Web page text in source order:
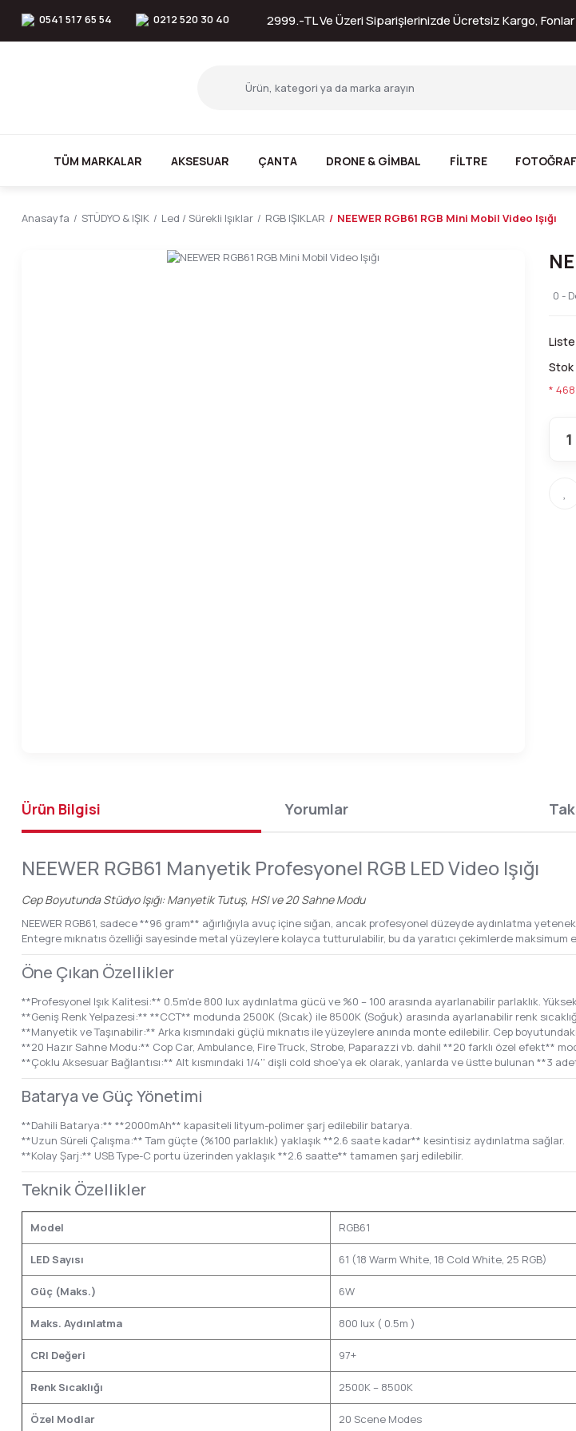
0541 517 65 54 0212 520 30 40 2999.-TL Ve Üzeri Siparişlerinizde Ücretsiz Kargo,
TÜM MARKALAR AKSESUAR ÇANTA DRONE & GİMBAL FİLTRE FOTOĞRAF
Anasayfa STÜDYO & IŞIK Led / Sürekli Işıklar RGB IŞIKLAR NEEWER RGB61 RGB Mini Mobil Video Işığı
0 -
Liste
Stok
*
Ürün Bilgisi Yorumlar
NEEWER RGB61 Manyetik Profesyonel RGB LED Video Işığı
Cep Boyutunda Stüdyo Işığı: Manyetik Tutuş, HSI ve 20 Sahne Modu
NEEWER RGB61, sadece **96 gram** ağırlığıyla avuç içine sığan, ancak profesyonel düzeyde aydınlatma
Entegre mıknatıs özelliği sayesinde metal yüzeylere kolayca tutturulabilir, bu da yaratıcı çekimlerde
Öne Çıkan Özellikler
**Profesyonel Işık Kalitesi:** 0.5m'de 800 lux aydınlatma gücü ve %0 – 100 arasında ayarlanabilir parlaklık.
**Geniş Renk Yelpazesi:** **CCT** modunda 2500K (Sıcak) ile 8500K (Soğuk) arasında ayarlanabilir renk
**Manyetik ve Taşınabilir:** Arka kısmındaki güçlü mıknatıs ile yüzeylere anında monte edilebilir. Cep
**20 Hazır Sahne Modu:** Cop Car, Ambulance, Fire Truck, Strobe, Paparazzi vb. dahil **20 farklı özel efekt**
**Çoklu Aksesuar Bağlantısı:** Alt kısmındaki 1/4'' dişli cold shoe'ya ek olarak, yanlarda ve üstte bulunan **3
Batarya ve Güç Yönetimi
**Dahili Batarya:** **2000mAh** kapasiteli lityum-polimer şarj edilebilir batarya.
**Uzun Süreli Çalışma:** Tam güçte (%100 parlaklık) yaklaşık **2.6 saate kadar** kesintisiz aydınlatma sağlar.
**Kolay Şarj:** USB Type-C portu üzerinden yaklaşık **2.6 saatte** tamamen şarj edilebilir.
Teknik Özellikler
Model RGB61
LED Sayısı 61 (18 Warm White, 18 Cold White, 25 RGB)
Güç (Maks.) 6W
Maks. Aydınlatma 800 lux ( 0.5m )
CRI Değeri 97+
Renk Sıcaklığı 2500K – 8500K
Özel Modlar 20 Scene Modes